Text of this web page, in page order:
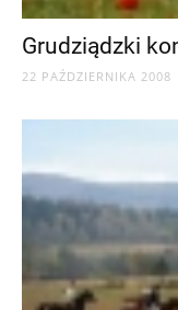
Grudziądzki
22 PAŹDZIERNIKA 2008